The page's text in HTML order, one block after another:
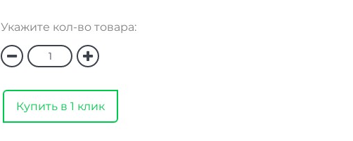
Укажите кол-во товара:
Купить в 1 клик